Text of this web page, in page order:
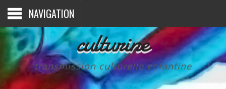
NAVIGATION
culturine
transmission culturelle enfantine